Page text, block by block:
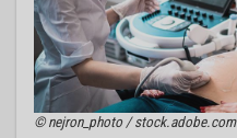
© nejron_photo / stock.adobe.com